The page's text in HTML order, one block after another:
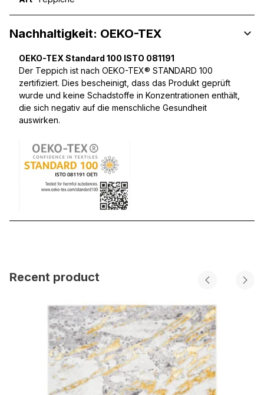
Nachhaltigkeit: OEKO-TEX
OEKO-TEX Standard 100 ISTO 081191
Der Teppich ist nach OEKO-TEX® STANDARD 100
zertifiziert. Dies bescheinigt, dass das Produkt geprüft
wurde und keine Schadstoffe in Konzentrationen enthält,
die sich negativ auf die menschliche Gesundheit
auswirken.
Recent product